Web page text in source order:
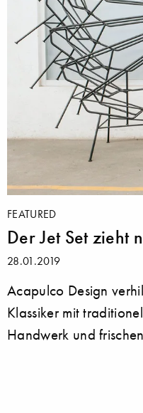
FEATURED
Der Jet Set zieht
28.01.2019
Acapulco Design
Klassiker mit
Handwerk und